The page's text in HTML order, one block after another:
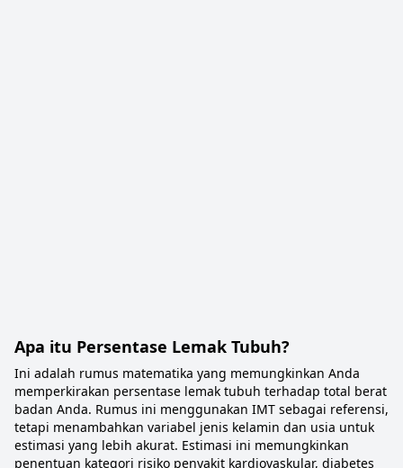
Apa itu Persentase Lemak Tubuh?
Ini adalah rumus matematika yang memungkinkan Anda
memperkirakan persentase lemak tubuh terhadap total berat
badan Anda. Rumus ini menggunakan IMT sebagai referensi,
tetapi menambahkan variabel jenis kelamin dan usia untuk
estimasi yang lebih akurat. Estimasi ini memungkinkan
penentuan kategori risiko penyakit kardiovaskular, diabetes